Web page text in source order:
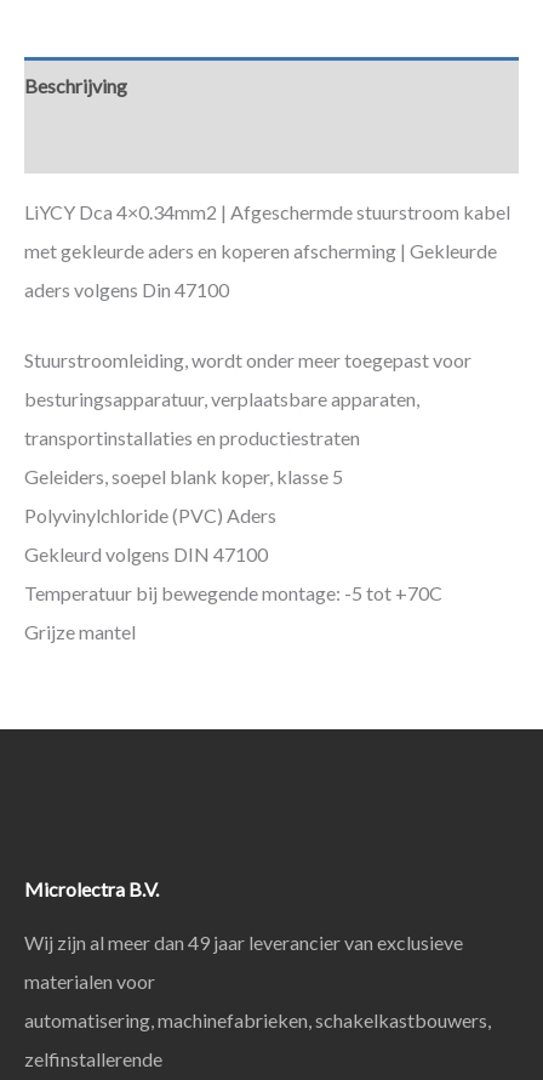
Beschrijving
LiYCY Dca 4×0.34mm2 | Afgeschermde stuurstroom kabel
met gekleurde aders en koperen afscherming | Gekleurde
aders volgens Din 47100
Stuurstroomleiding, wordt onder meer toegepast voor
besturingsapparatuur, verplaatsbare apparaten,
transportinstallaties en productiestraten
Geleiders, soepel blank koper, klasse 5
Polyvinylchloride (PVC) Aders
Gekleurd volgens DIN 47100
Temperatuur bij bewegende montage: -5 tot +70C
Grijze mantel
Microlectra B.V.
Wij zijn al meer dan 49 jaar leverancier van exclusieve
materialen voor
automatisering, machinefabrieken, schakelkastbouwers,
zelfinstallerende